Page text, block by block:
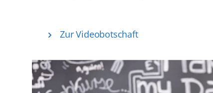
Zur Videobotschaft